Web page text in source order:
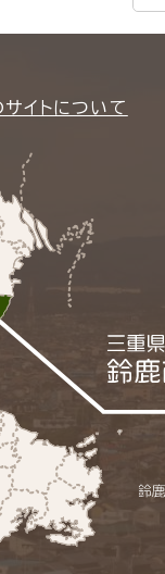
サイトについて